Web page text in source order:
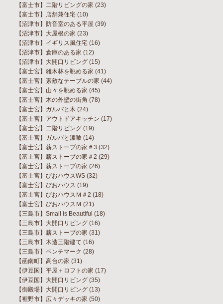
【富士市】二階リビングの家 (23)
【富士市】店舗兼住宅 (10)
【沼津市】防音室のある平屋 (39)
【沼津市】大屋根の家 (23)
【沼津市】イギリス風住宅 (16)
【沼津市】倉庫のある家 (12)
【沼津市】大開口リビング (15)
【富士宮】雑木林を眺める家 (41)
【富士宮】素敵なテーブルの家 (44)
【富士宮】山々を眺める家 (45)
【富士宮】木の外壁の街角 (78)
【富士宮】ガルバと木 (24)
【富士宮】アウトドアキッチン (17)
【富士宮】二階リビング (19)
【富士宮】ガルバと漆喰 (14)
【富士宮】薪ストーブの家＃3 (32)
【富士宮】薪ストーブの家＃2 (29)
【富士宮】薪ストーブの家 (26)
【富士宮】びおハウスWS (32)
【富士宮】びおハウス (19)
【富士宮】びおハウスＭ＃2 (18)
【富士宮】びおハウスＭ (21)
【三島市】Small is Beautiful (18)
【三島市】大開口リビング (16)
【三島市】薪ストーブの家 (31)
【三島市】木造三階建て (16)
【三島市】ベンチマーク (28)
【函南町】高台の家 (31)
【伊豆国】平屋＋ロフトの家 (17)
【伊豆国】大開口リビング (35)
【御殿場】大開口リビング (13)
【裾野市】広々デッキの家 (50)